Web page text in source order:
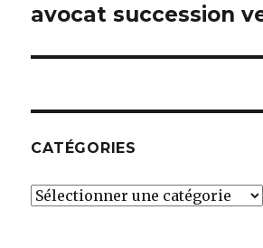
Article
avocat succession
CATÉGORIES
Catégories